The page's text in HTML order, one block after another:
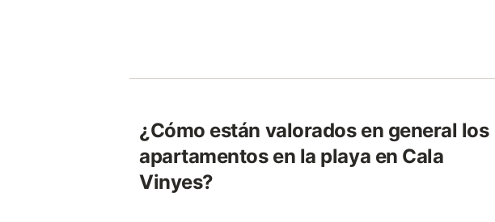
¿Cómo están valorados en general los
apartamentos en la playa en Cala
Vinyes?